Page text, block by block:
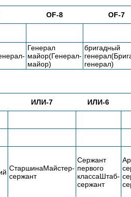
OF-8 OF-7
Генерал
майор(Генерал-
майор)
бригадный
генерал)
ИЛИ-7 ИЛИ-6
СтаршинаМайстер-
сержант
Сержант
первого
классаШтаб-
сержант